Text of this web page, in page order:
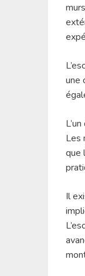
une
Les
que
Il